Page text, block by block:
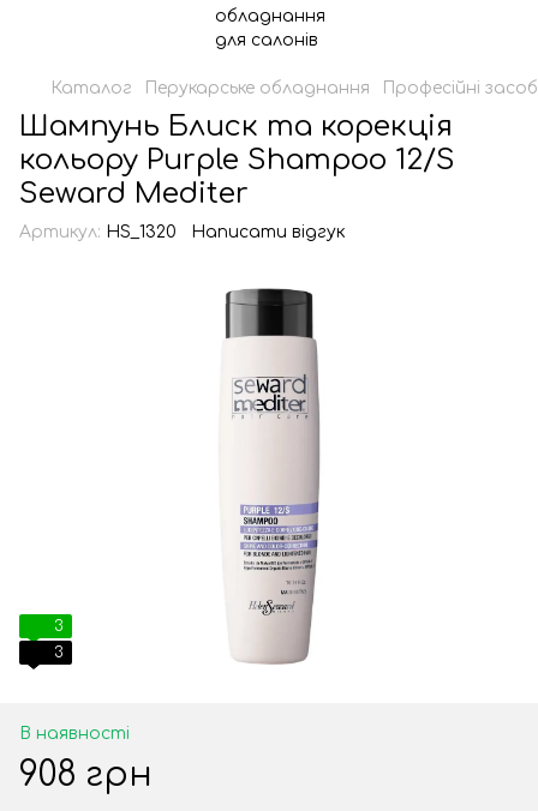
Каталог Перукарське обладнання Професійні
Шампунь Блиск та корекція
кольору Purple Shampoo 12/S
Seward Mediter
Артикул: HS_1320 Написати відгук
3
3
В наявності
908 грн